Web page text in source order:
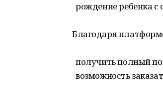
рождение ребенка с
Благодаря
получить полный
возможность